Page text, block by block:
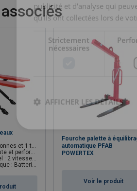
et 1 tonnes 5
performant
de levage
sans entretien
Fourche palette à
automatique PFAB
POWERTEX
Voir le produit
publicité et d'analyse qui
qu'ils ont collectées lors de
Strictement
nécessaires
AFFICHER LES DÉTAILS